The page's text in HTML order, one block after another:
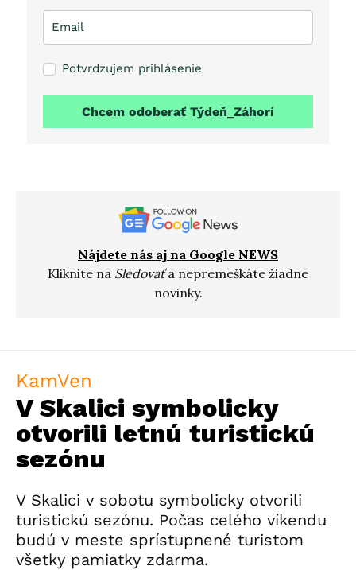
Potvrdzujem prihlásenie
Chcem odoberať Týdeň_Záhorí
Nájdete nás aj na Google NEWS
Kliknite na Sledovaťa nepremeškáte žiadne
novinky.
KamVen
V Skalici symbolicky
otvorili letnú turistickú
sezónu
V Skalici v sobotu symbolicky otvorili
turistickú sezónu. Počas celého víkendu
budú v meste sprístupnené turistom
všetky pamiatky zdarma.